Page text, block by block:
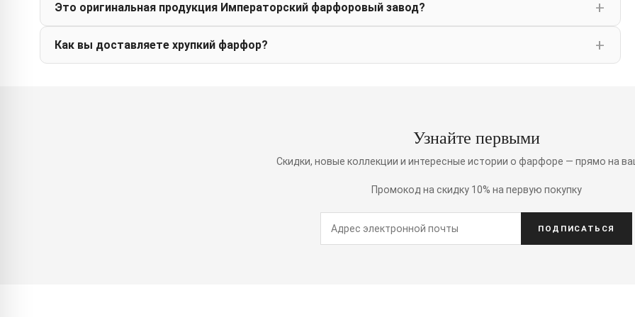
Это оригинальная продукция Императорский фарфоровый завод?
Как вы доставляете хрупкий фарфор?
Узнайте первыми
Скидки, новые коллекции и интересные истории о фарфоре — прямо на
Промокод на скидку 10% на первую покупку
ПОДПИСАТЬСЯ